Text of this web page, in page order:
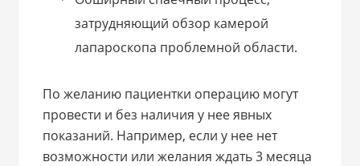
затрудняющий обзор камерой
лапароскопа проблемной области.
По желанию пациентки операцию могут
провести и без наличия у нее явных
показаний. Например, если у нее нет
возможности или желания ждать 3 месяца